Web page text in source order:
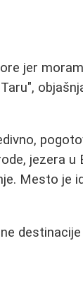
jer
jezera u
Mesto je